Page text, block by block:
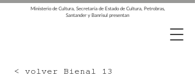
Ministerio de Cultura, Secretaría de Estado de Cultura, Petrobras,
Santander y Banrisul presentan
< volver Bienal 13